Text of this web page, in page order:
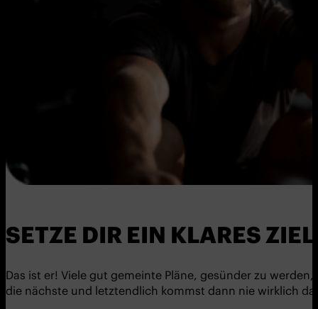
SETZE DIR EIN KLARES ZIEL
Das ist er! Viele gut gemeinte Pläne, gesünder zu
die nächste und letztendlich kommst dann nie wirklich